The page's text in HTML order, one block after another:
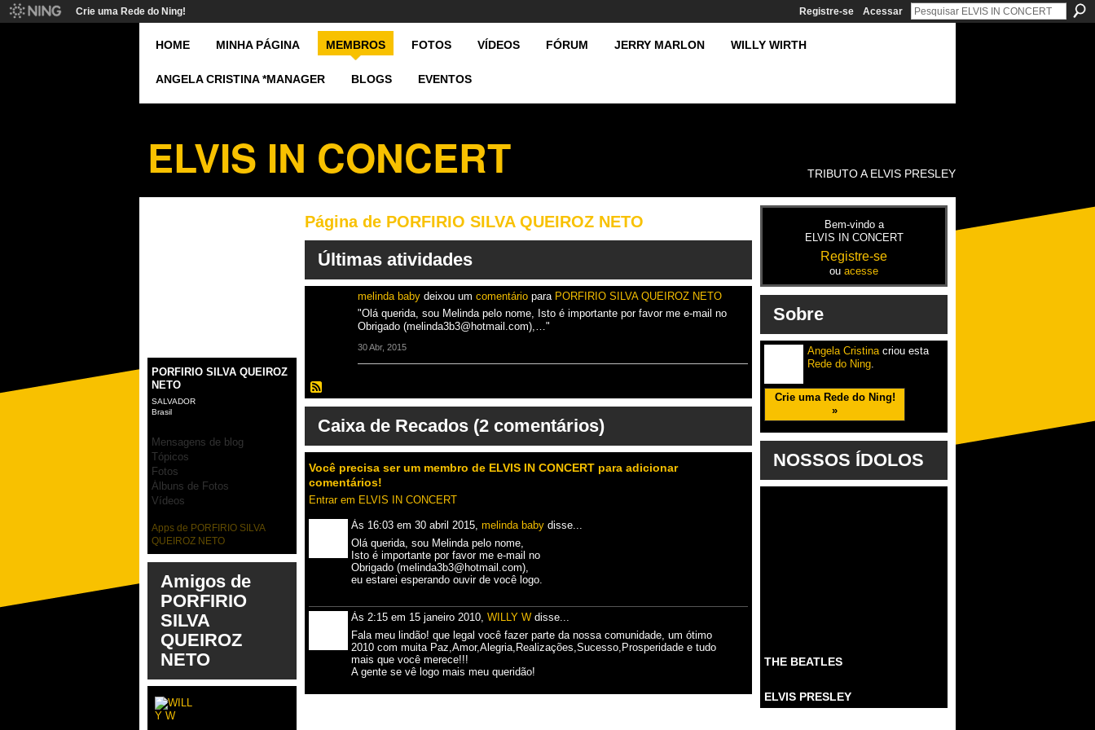
Crie uma Rede do Ning! Registre-se Acessar
HOME MINHA PÁGINA MEMBROS FOTOS VÍDEOS FÓRUM JERRY MARLON WILLY WIRTH
ANGELA CRISTINA *MANAGER BLOGS EVENTOS
ELVIS IN CONCERT TRIBUTO A ELVIS PRESLEY
PORFIRIO SILVA QUEIROZ
NETO
SALVADOR
Brasil
Mensagens de blog
Tópicos
Fotos
Álbuns de Fotos
Vídeos
Apps de PORFIRIO SILVA
QUEIROZ NETO
Amigos de
PORFIRIO
SILVA
QUEIROZ
NETO
Página de PORFIRIO SILVA QUEIROZ NETO
Últimas atividades
melinda baby deixou um comentário para PORFIRIO SILVA QUEIROZ NETO
"Olá querida, sou Melinda pelo nome, Isto é importante por favor me e-mail no
Obrigado (melinda3b3@hotmail.com),…"
30 Abr, 2015
Caixa de Recados (2 comentários)
Você precisa ser um membro de ELVIS IN CONCERT para adicionar
comentários!
Entrar em ELVIS IN CONCERT
Às 16:03 em 30 abril 2015, melinda baby disse...
Olá querida, sou Melinda pelo nome,
Isto é importante por favor me e-mail no
Obrigado (melinda3b3@hotmail.com),
eu estarei esperando ouvir de você logo.
Às 2:15 em 15 janeiro 2010, WILLY W disse...
Fala meu lindão! que legal você fazer parte da nossa comunidade, um ótimo
2010 com muita Paz,Amor,Alegria,Realizações,Sucesso,Prosperidade e tudo
mais que você merece!!!
A gente se vê logo mais meu queridão!
Bem-vindo a
ELVIS IN CONCERT
Registre-se
ou acesse
Sobre
Angela Cristinacriou esta
Rede do Ning.
Crie uma Rede do Ning!
»
NOSSOS ÍDOLOS
THE BEATLES
ELVIS PRESLEY